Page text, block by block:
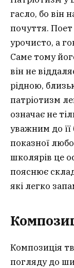
гасло, бо він
почуття.
урочисто, а
Саме тому
він не
рідною,
патріотизм
означає не
уважним до
показної
школярів це
пояснює
які легко
Композиція
погляду до